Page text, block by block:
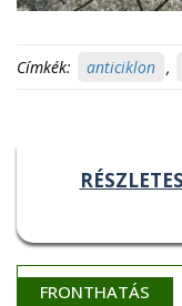
Címkék: anticiklon ,
FRONTHATÁS